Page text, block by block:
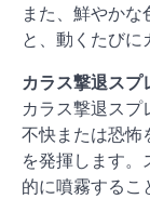
また、鮮やか
と、動くたびに
カラス撃退スプ
カラス撃退スプ
不快または恐怖
を発揮します。
的に噴霧するこ